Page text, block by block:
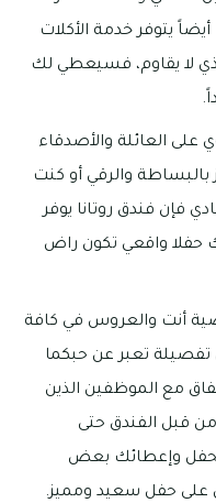
يتوفر خدمة الأكلات
لا يقاوم، فسيعطي لك
على العائلة والأصدقاء
والرقي أو كنت
فإن فندق روتانا يوفر
حفلا واقعي تكون راض
أنت والعروس في كافة
تعبر عن حبكما
مع الموظفين الذين
قبل الفندق حتى
وإعطائك بعض
على حفل سعيد ومميز.